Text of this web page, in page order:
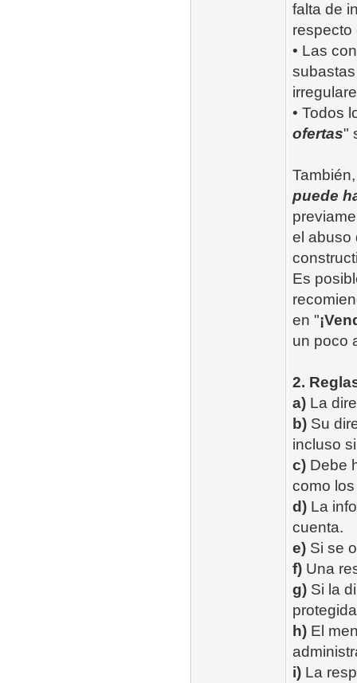
falta de
respecto
• Las
• Todos
ofertas"
puede
el abuso
Es
en "
un poco
2.
a) La
b) Su
incluso
c) Debe
como
d) La
cuenta.
e) Si se
f) Una
g) Si la
h) El
i) La